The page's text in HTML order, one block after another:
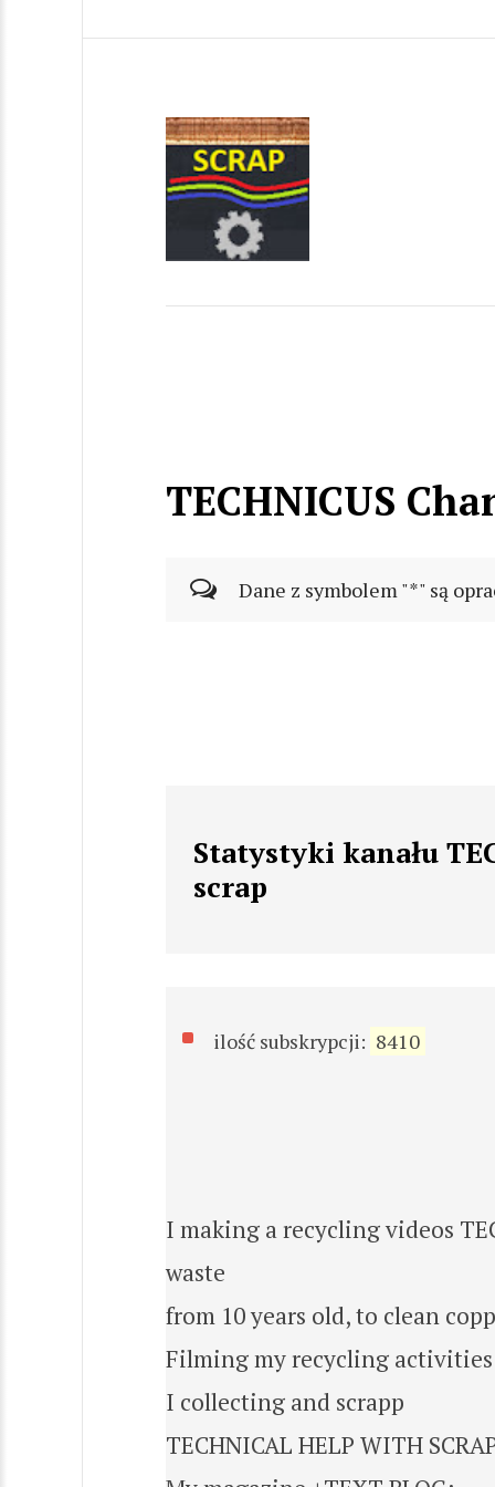
TECHNICUS
Dane z symbolem "*" są
Statystyki kanału
scrap
ilość subskrypcji: 8410
I making a recycling videos
waste
from 10 years old, to clean
Filming my recycling
I collecting and scrapp
TECHNICAL HELP WITH